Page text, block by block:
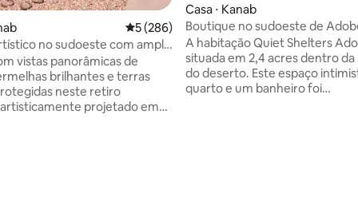
5 de uma avaliação média de 5, 286
5 (286)
no sudoeste com ampla
penhasco
vistas panorâmicas de
brilhantes e terras
neste retiro
projetado em
Casa ⋅ Kanab
Boutique no sudoeste de
A habitação Quiet Shelters
situada em 2,4 acres dentro da
do deserto. Este espaço
quarto e um banheiro foi